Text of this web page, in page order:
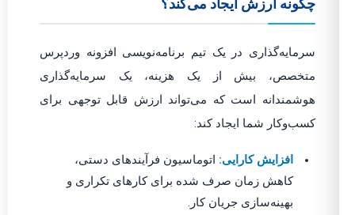
چگونه ارزش ایجاد می‌کند؟
سرمایه‌گذاری در یک تیم برنامه‌نویسی افزونه وردپرس
متخصص، بیش از یک هزینه، یک سرمایه‌گذاری
هوشمندانه است که می‌تواند ارزش قابل توجهی برای
کسب‌وکار شما ایجاد کند:
افزایش کارایی: اتوماسیون فرآیندهای دستی،
کاهش زمان صرف شده برای کارهای تکراری و
بهینه‌سازی جریان کار.